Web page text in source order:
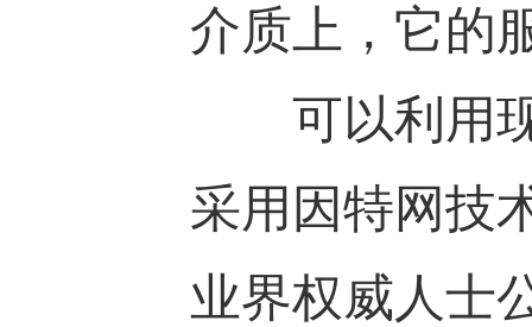
介质上，它的
可以利用现
采用因特网技
业界权威人士